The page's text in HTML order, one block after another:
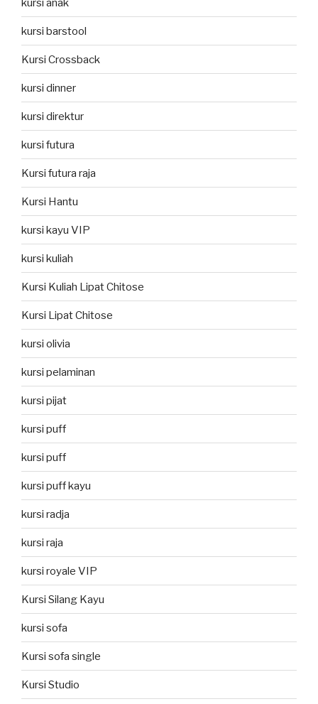
kursi barstool
Kursi Crossback
kursi dinner
kursi direktur
kursi futura
Kursi futura raja
Kursi Hantu
kursi kayu VIP
kursi kuliah
Kursi Kuliah Lipat Chitose
Kursi Lipat Chitose
kursi olivia
kursi pelaminan
kursi pijat
kursi puff
kursi puff
kursi puff kayu
kursi radja
kursi raja
kursi royale VIP
Kursi Silang Kayu
kursi sofa
Kursi sofa single
Kursi Studio